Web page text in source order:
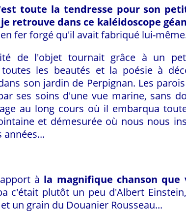
toute la tendresse pour son
retrouve dans ce kaléidoscope
fer forgé qu'il avait fabriqué lui-
de l'objet tournait grâce à un
les beautés et la poésie à
son jardin de Perpignan. Les
ses soins d'une vue marine, sans
au long cours où il embarqua
et démesurée où nous nous
années...
à la magnifique chanson que
c'était plutôt un peu d'Albert
un grain du Douanier Rousseau...